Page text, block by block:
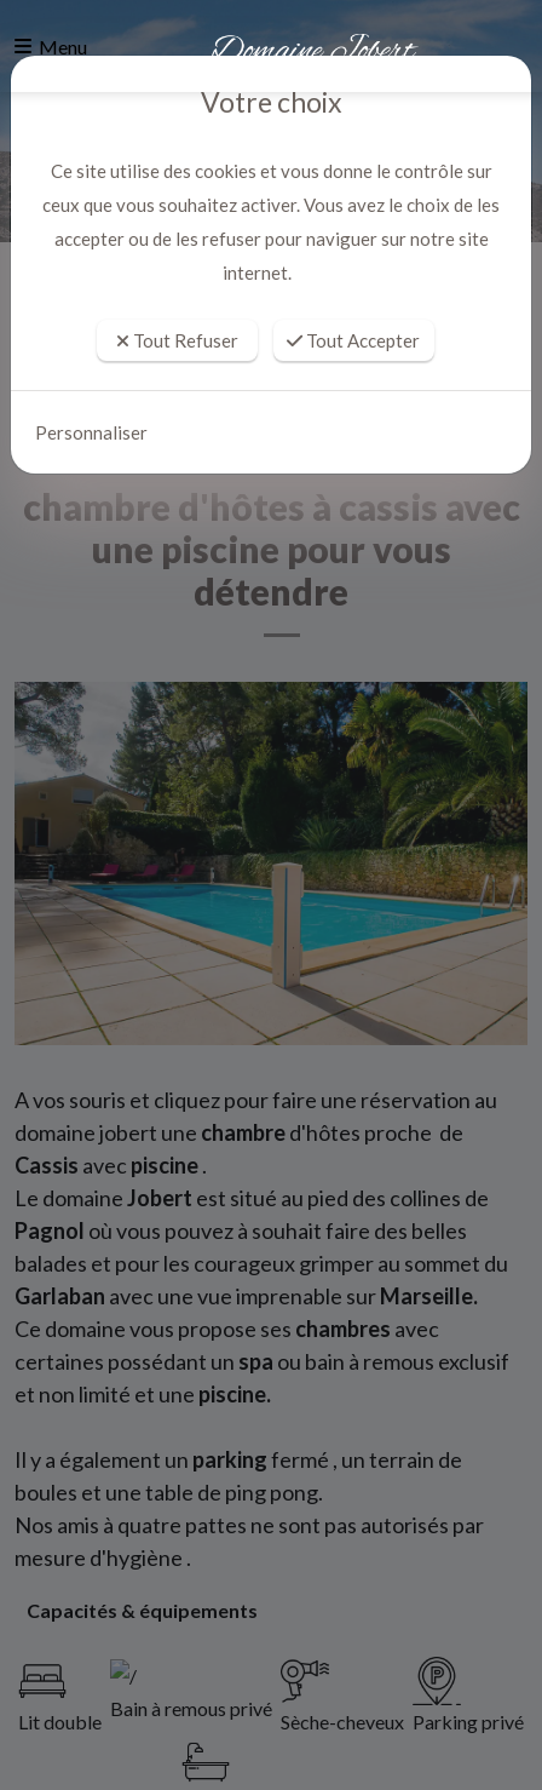
Menu
chambre d'hôtes à cassis avec
une piscine pour vous
détendre
A vos souris et cliquez pour faire une réservation au
domaine jobert une chambred'hôtes proche de
Cassis avec piscine.
Le domaineJobert est situé au pied des collines de
Pagnol où vous pouvez à souhait faire des belles
balades et pour les courageux grimper au sommet du
Garlaban avec une vue imprenable surMarseille.
Ce domaine vous propose ses chambres avec
certaines possédant un spa ou bain à remous exclusif
et non limité et une piscine.
Il y a également un parkingfermé , un terrain de
boules et une table de ping pong.
Nos amis à quatre pattes ne sont pas autorisés par
mesure d'hygiène .
Capacités & équipements
Lit double
Bain à remous privé
Sèche-cheveux Parking privé
Votre choix
Ce site utilise des cookies et vous donne le contrôle sur
ceux que vous souhaitez activer. Vous avez le choix de les
accepter ou de les refuser pour naviguer sur notre site
internet.
Tout Refuser Tout Accepter
Personnaliser